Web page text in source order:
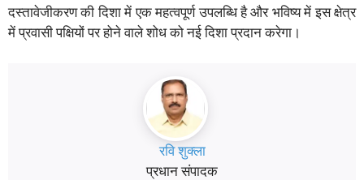
दस्तावेजीकरण की दिशा में एक महत्वपूर्ण उपलब्धि है और भविष्य में इस क्षेत्र
में प्रवासी पक्षियों पर होने वाले शोध को नई दिशा प्रदान करेगा।
रवि शुक्ला
प्रधान संपादक